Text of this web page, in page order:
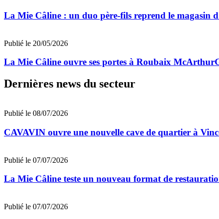
La Mie Câline : un duo père-fils reprend le magasin
Publié le 20/05/2026
La Mie Câline ouvre ses portes à Roubaix
Dernières news du secteur
Publié le 08/07/2026
CAVAVIN ouvre une nouvelle cave de quartier à
Publié le 07/07/2026
La Mie Câline teste un nouveau format de
Publié le 07/07/2026